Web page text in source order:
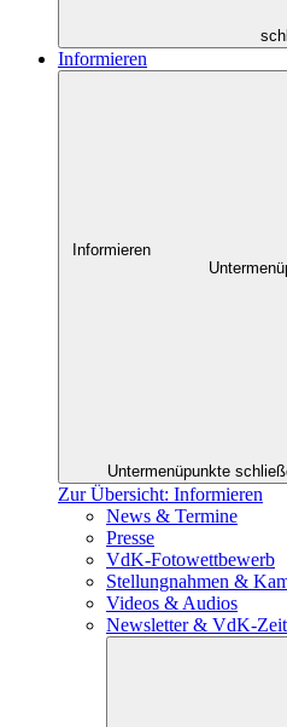
Informieren
Informieren
Untermenüpunkte
Zur Übersicht: Informieren
News & Termine
Presse
VdK-Fotowettbewerb
Stellungnahmen &
Videos & Audios
Newsletter & VdK-